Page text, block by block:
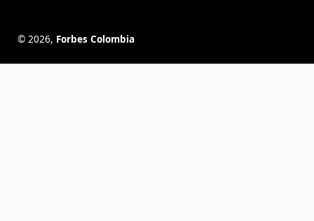
© 2026, Forbes Colombia